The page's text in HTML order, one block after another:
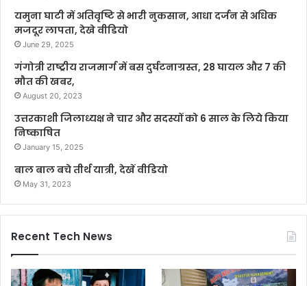
यमुना घाटी में अतिवृष्टि से भारी नुकसान, आधा दर्जन से अधिक
मजदूर लापता, देखे वीडियो
June 29, 2025
गंगोत्री राष्ट्रीय राजमार्ग में बस दुर्घटनाग्रस्त, 28 घायल और 7 की
मौत की खबर,
August 20, 2023
उत्तरकाशी जिलाध्यक्ष ने चार और सदस्यों को 6 साल के लिये किया
निष्काषित
January 15, 2025
बाल बाल बचे तीर्थ यात्री, देखें वीडियो
May 31, 2023
Recent Tech News